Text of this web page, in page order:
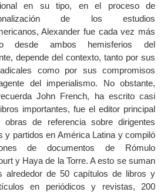
en su tipo, en el proceso de
de los estudios
Alexander fue cada vez más
desde ambos hemisferios del
depende del contexto, tanto por sus
como por sus compromisos
del imperialismo. No obstante,
John French, ha escrito casi
importantes, fue el editor principal
obras de referencia sobre dirigentes
y partidos en América Latina y compiló
de documentos de Rómulo
y Haya de la Torre. A esto se suman
alrededor de 50 capítulos de libros y
en periódicos y revistas, 200